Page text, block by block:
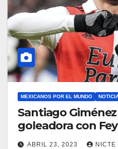
MEXICANOS POR EL MUNDO
Santiago
goleadora con
ABRIL 23, 2023 NICTE